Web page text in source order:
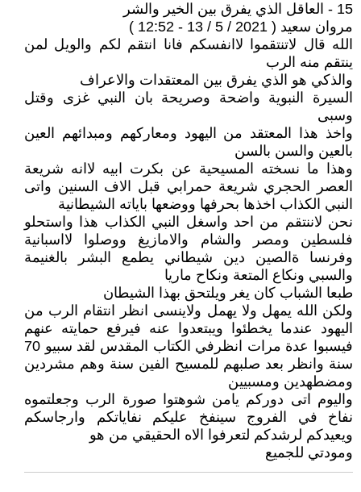
15 - العاقل الذي يفرق بين الخير والشر
مروان سعيد ( 2021 / 5 / 13 - 12:52 )
الله قال لاتنتقموا لاانفسكم فانا انتقم لكم والويل لمن
ينتقم منه الرب
والذكي هو الذي يفرق بين المعتقدات والاعراف
السيرة النبوية واضحة وصريحة بان النبي غزى وقتل
وسبى
واخذ هذا المعتقد من اليهود ومعاركهم ومبدائهم العين
بالعين والسن بالسن
وهذا ما نسخته المسيحية عن بكرت ابيه لاانه شريعة
العصر الحجري شريعة حمرابي قبل الاف السنين واتى
النبي الكذاب اخذها بحرفها ووضعها باياته الشيطانية
نحن لاننتقم من احد واسغل النبي الكذاب هذا واستحلو
فلسطين ومصر والشام والامازيغ ووصلوا لااسبانية
وفرنسا ةالصين دين شيطاني يطمع البشر بالغنيمة
والسبي ونكاع المتعة ونكاح ماريا
طبعا الشباب كان يغر ويلتحق بهذا الشيطان
ولكن الله يمهل ولا يهمل ولاينسى انظر انتقام الرب من
اليهود عندما يخطئوا ويبتعدوا عنه فيرفع حمايته عنهم
فيسبوا عدة مرات انظرفي الكتاب المقدس لقد سبيو 70
سنة وانظر بعد صلبهم للمسيح الفين سنة وهم مشردين
ومضطهدين ومسبيين
واليوم اتى دوركم يامن شوهتوا صورة الرب وجعلتموه
نفاخ في الفروج سينفخ عليكم نفاياتكم وارجاسكم
ويعيدكم لرشدكم لتعرفوا الاه الحقيقي من هو
ومودتي للجميع